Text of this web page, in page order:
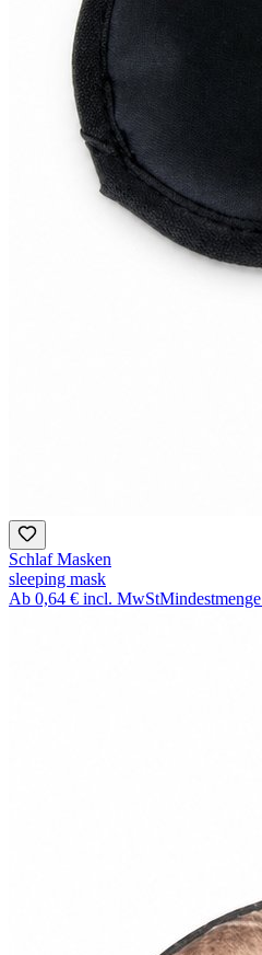
Schlaf Masken
sleeping mask
Ab 0,64 € incl. MwStMindestmenge